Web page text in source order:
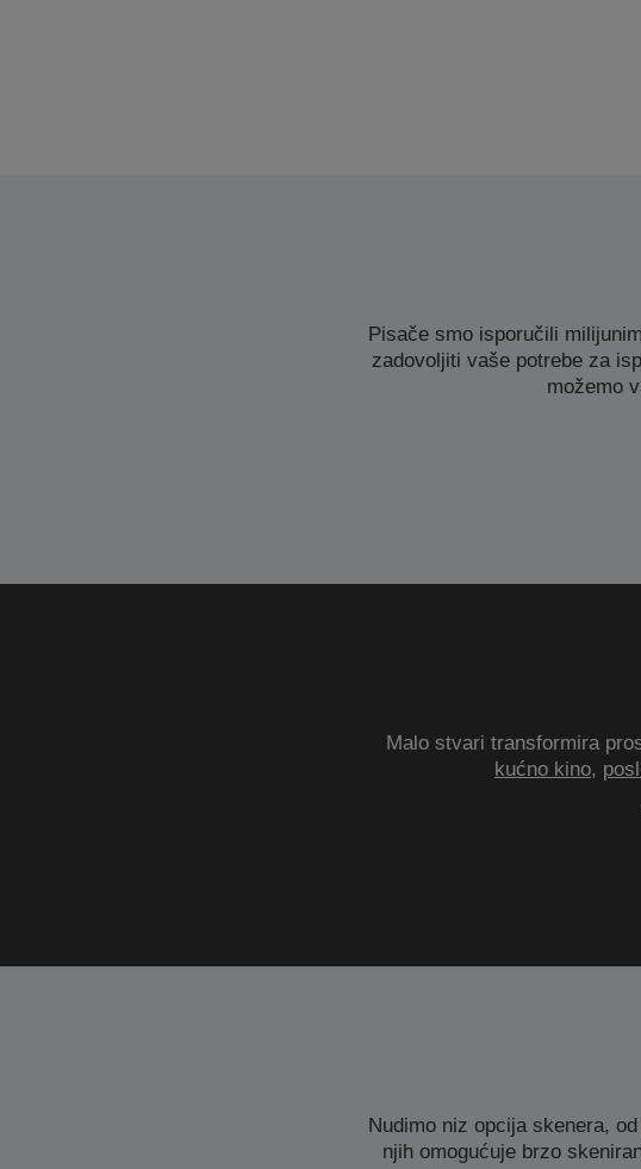
Pisače smo isporučili
zadovoljiti vaše potrebe za
možemo
Malo stvari transformira
kućno kino,
Nudimo niz opcija skenera, od
njih omogućuje brzo